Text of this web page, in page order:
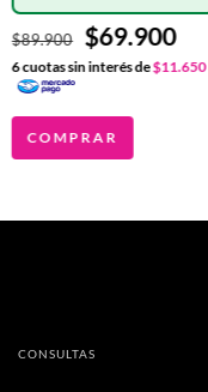
$89.900 $69.900
6cuotas sin interés de$11.650
COMPRAR
CONSULTAS